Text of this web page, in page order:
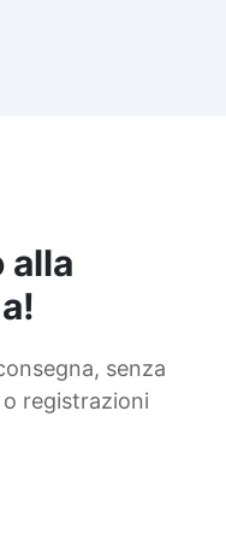
alla
senza
registrazioni